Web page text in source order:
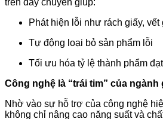
Phát hiện lỗi như rách giấy, vết
Tự động loại bỏ sản phẩm lỗi
Tối ưu hóa tỷ lệ thành phẩm
Công nghệ là “trái tim” của ngành
Nhờ vào sự hỗ trợ của công nghệ
không chỉ nâng cao năng suất và